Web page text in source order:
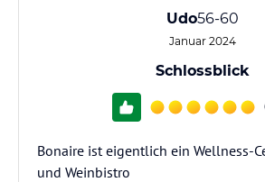
Udo56-60
Januar 2024
Schlossblick
Bonaire ist eigentlich ein Wellness-
und Weinbistro